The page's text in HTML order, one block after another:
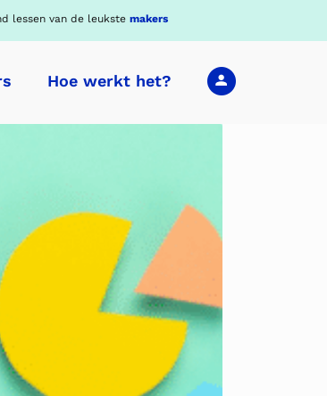
lessen van de leukste makers
Hoe werkt het?